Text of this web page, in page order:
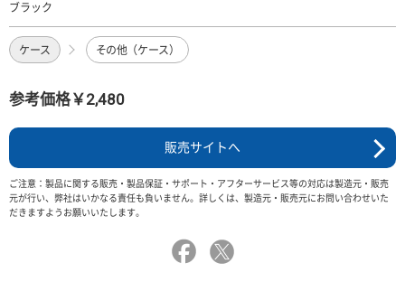
ブラック
ケース その他（ケース）
参考価格￥2,480
販売サイトへ
ご注意：製品に関する販売・製品保証・サポート・アフターサービス等の対応は製造元・販売
元が行い、弊社はいかなる責任も負いません。詳しくは、製造元・販売元にお問い合わせいた
だきますようお願いいたします。